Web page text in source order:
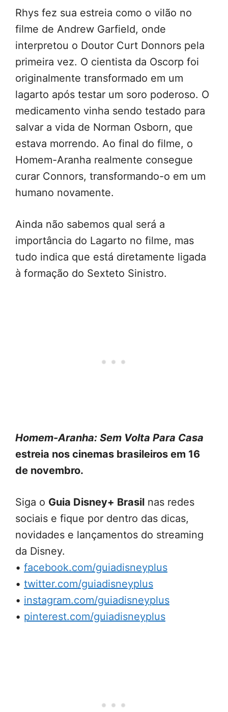
Rhys fez sua estreia como o vilão no
filme de Andrew Garfield, onde
interpretou o Doutor Curt Donnors pela
primeira vez. O cientista da Oscorp foi
originalmente transformado em um
lagarto após testar um soro poderoso. O
medicamento vinha sendo testado para
salvar a vida de Norman Osborn, que
estava morrendo. Ao final do filme, o
Homem-Aranha realmente consegue
curar Connors, transformando-o em um
humano novamente.
Ainda não sabemos qual será a
importância do Lagarto no filme, mas
tudo indica que está diretamente ligada
à formação do Sexteto Sinistro.
Homem-Aranha: Sem Volta Para Casa
estreia nos cinemas brasileiros em 16
de novembro.
Siga o Guia Disney+ Brasil nas redes
sociais e fique por dentro das dicas,
novidades e lançamentos do streaming
da Disney.
• facebook.com/guiadisneyplus
• twitter.com/guiadisneyplus
• instagram.com/guiadisneyplus
• pinterest.com/guiadisneyplus